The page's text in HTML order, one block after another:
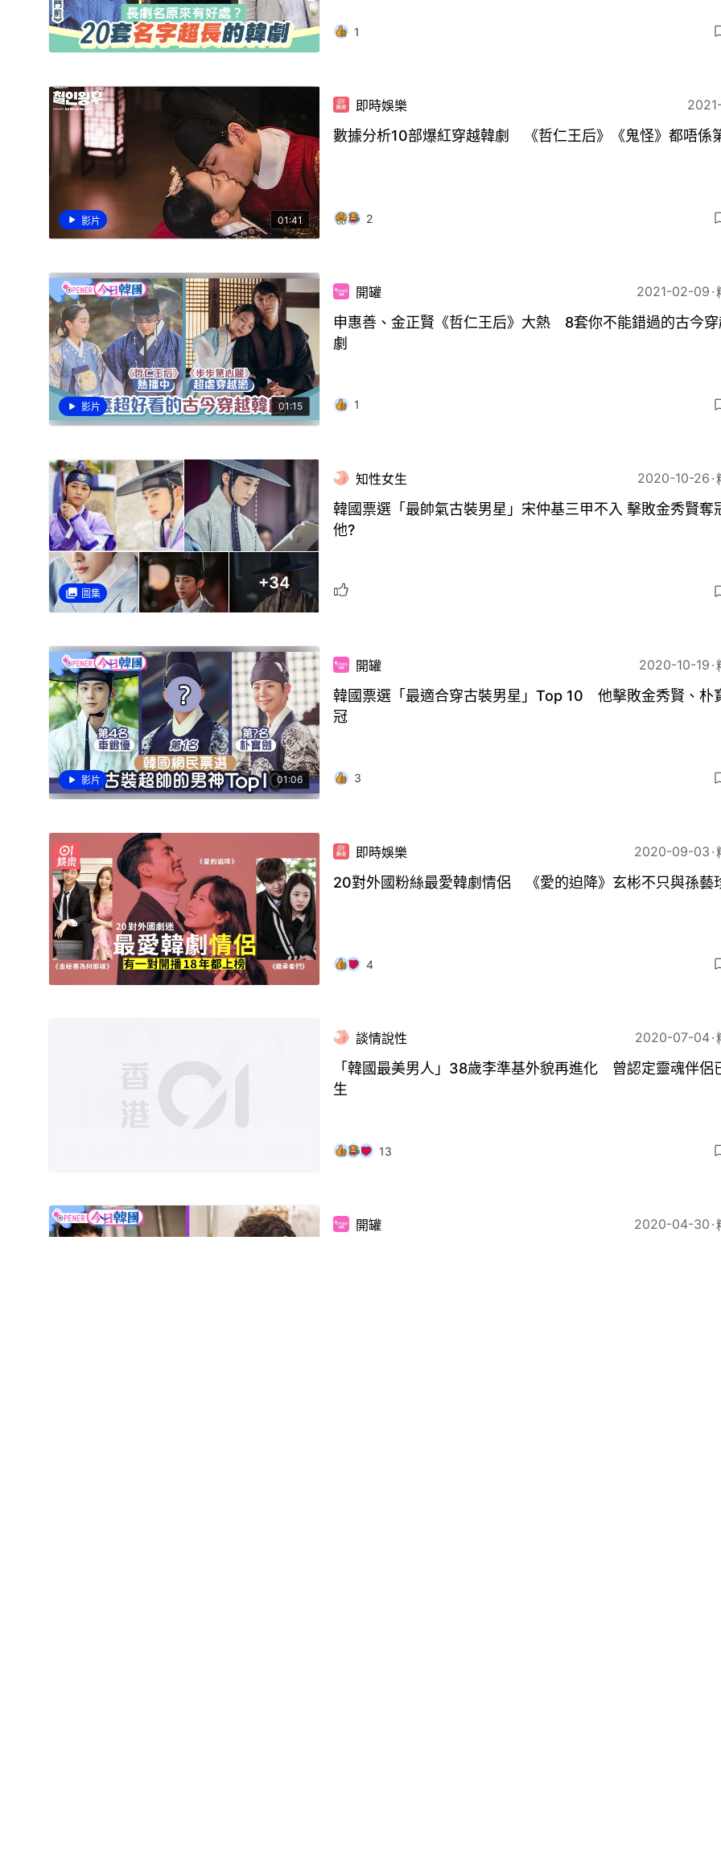
1
影片 01:41
即時娛樂
數據分析10部爆紅穿越韓劇 《哲仁王后》《鬼怪》都唔係
2
影片 01:15
開罐 2021-02-09
申惠善、金正賢《哲仁王后》大熱 8套你不能錯過的古今穿
劇
1
+34
圖集
知性女生 2020-10-26
韓國票選「最帥氣古裝男星」宋仲基三甲不入 擊敗金秀賢奪
他?
影片 01:06
開罐 2020-10-19
韓國票選「最適合穿古裝男星」Top 10 他擊敗金秀賢、朴
冠
3
即時娛樂 2020-09-03
20對外國粉絲最愛韓劇情侶 《愛的迫降》玄彬不只與孫藝
4
談情說性 2020-07-04
「韓國最美男人」38歲李準基外貌再進化 曾認定靈魂伴侶
生
13
開罐 2020-04-30